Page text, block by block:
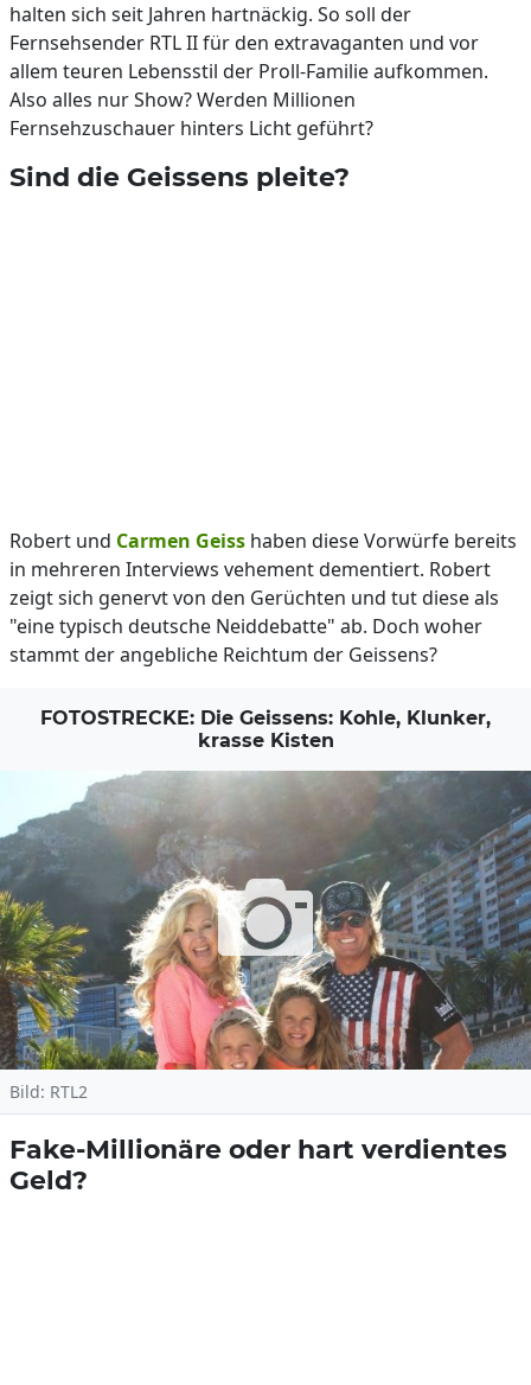
halten sich seit Jahren hartnäckig. So soll der
Fernsehsender RTL II für den extravaganten und vor
allem teuren Lebensstil der Proll-Familie aufkommen.
Also alles nur Show? Werden Millionen
Fernsehzuschauer hinters Licht geführt?
Sind die Geissens pleite?
Robert und Carmen Geiss haben diese Vorwürfe bereits
in mehreren Interviews vehement dementiert. Robert
zeigt sich genervt von den Gerüchten und tut diese als
"eine typisch deutsche Neiddebatte" ab. Doch woher
stammt der angebliche Reichtum der Geissens?
FOTOSTRECKE: Die Geissens: Kohle, Klunker,
krasse Kisten
Bild: RTL2
Fake-Millionäre oder hart verdientes
Geld?